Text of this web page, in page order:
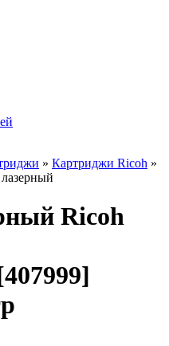
» Картриджи Ricoh »
Ricoh